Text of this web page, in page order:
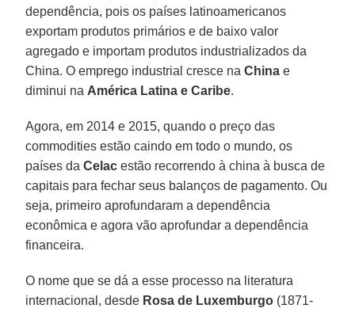
dependência, pois os países latinoamericanos
exportam produtos primários e de baixo valor
agregado e importam produtos industrializados da
China. O emprego industrial cresce naChina e
diminui na América Latina e Caribe.
Agora, em 2014 e 2015, quando o preço das
commodities estão caindo em todo o mundo, os
países daCelac estão recorrendo à china à busca de
capitais para fechar seus balanços de pagamento. Ou
seja, primeiro aprofundaram a dependência
econômica e agora vão aprofundar a dependência
financeira.
O nome que se dá a esse processo na literatura
internacional, desde Rosa de Luxemburgo (1871-